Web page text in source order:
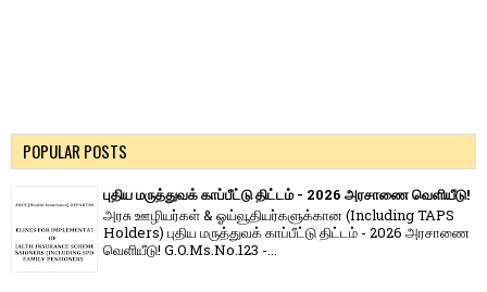
POPULAR POSTS
புதிய மருத்துவக் காப்பீட்டு திட்டம் - 2026 அரசாணை வெளியீடு!
அரசு ஊழியர்கள் & ஓய்வூதியர்களுக்கான (Including TAPS
Holders) புதிய மருத்துவக் காப்பீட்டு திட்டம் - 2026 அரசாணை
வெளியீடு! G.O.Ms.No.123 -...